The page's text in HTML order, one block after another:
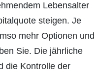
Lebensalter
steigen. Je
mehr Optionen und
Sie. Die jährliche
die Kontrolle der